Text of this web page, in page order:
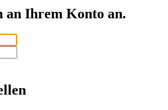
an Ihrem Konto an.